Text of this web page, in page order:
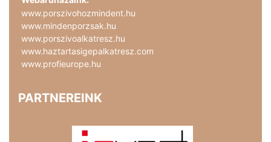
www.porszivohozmindent.hu
www.mindenporzsak.hu
www.porszivoalkatresz.hu
www.haztartasigepalkatresz.com
www.profieurope.hu
PARTNEREINK